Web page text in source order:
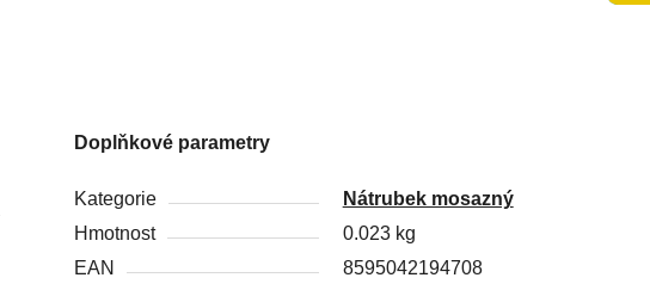
Doplňkové parametry
Kategorie
Nátrubek mosazný
Hmotnost
0.023 kg
EAN
8595042194708